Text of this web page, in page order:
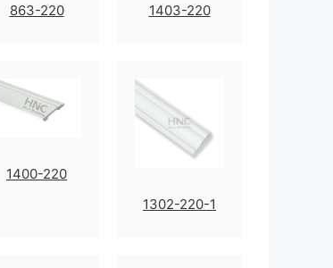
863-220 1403-220
1400-220
1302-220-1